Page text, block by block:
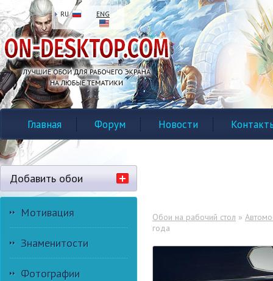
RU ENG
Главная Форум Новости
Добавить обои
Мотивация
Знаменитости
Фотографии
Обои на рабочий стол »
года